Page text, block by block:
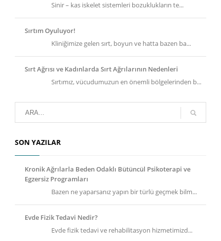
Sinir – kas iskelet sistemleri bozuklukların te...
Sırtım Oyuluyor!
Kliniğimize gelen sırt, boyun ve hatta bazen ba...
Sırt Ağrısı ve Kadınlarda Sırt Ağrılarının Nedenleri
Sırtımız, vücudumuzun en önemli bölgelerinden b...
SON YAZILAR
Kronik Ağrılarla Beden Odaklı Bütüncül Psikoterapi ve
Egzersiz Programları
Bazen ne yaparsanız yapın bir türlü geçmek bilm...
Evde Fizik Tedavi Nedir?
Evde fizik tedavi ve rehabilitasyon hizmetimizd...